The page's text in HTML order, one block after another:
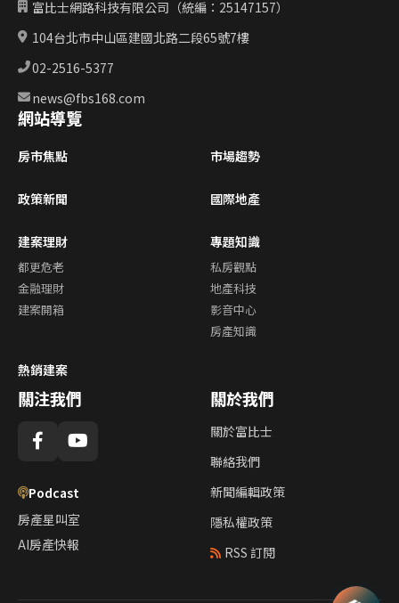
富比士網路科技有限公司（統編：25147157）
104台北市中山區建國北路二段65號7樓
02-2516-5377
news@fbs168.com
網站導覽
房市焦點 市場趨勢
政策新聞 國際地產
建案理財
都更危老
金融理財
建案開箱
專題知識
私房觀點
地產科技
影音中心
房產知識
熱銷建案
關注我們
Podcast
房產星叫室
AI房產快報
關於我們
關於富比士
聯絡我們
新聞編輯政策
隱私權政策
RSS 訂閱